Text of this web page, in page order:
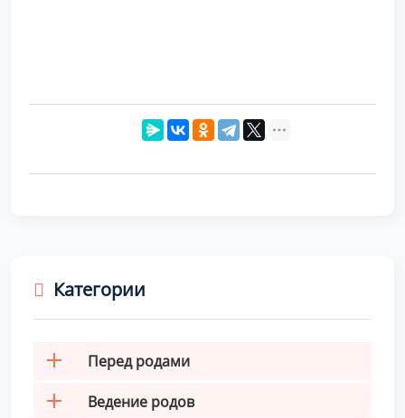
Категории
Перед родами
Ведение родов